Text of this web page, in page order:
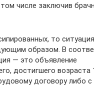
числе заключив
то ситуация
образом. В
— это объявление
достигшего возраста
договору либо с